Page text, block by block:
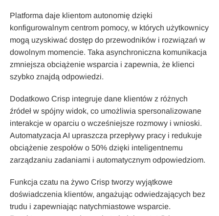
Platforma daje klientom autonomię dzięki
konfigurowalnym centrom pomocy, w których użytkownicy
mogą uzyskiwać dostęp do przewodników i rozwiązań w
dowolnym momencie. Taka asynchroniczna komunikacja
zmniejsza obciążenie wsparcia i zapewnia, że klienci
szybko znajdą odpowiedzi.
Dodatkowo Crisp integruje dane klientów z różnych
źródeł w spójny widok, co umożliwia spersonalizowane
interakcje w oparciu o wcześniejsze rozmowy i wnioski.
Automatyzacja AI upraszcza przepływy pracy i redukuje
obciążenie zespołów o 50% dzięki inteligentnemu
zarządzaniu zadaniami i automatycznym odpowiedziom.
Funkcja czatu na żywo Crisp tworzy wyjątkowe
doświadczenia klientów, angażując odwiedzających bez
trudu i zapewniając natychmiastowe wsparcie.